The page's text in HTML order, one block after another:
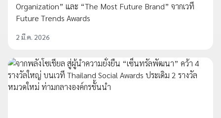
Organization” และ “The Most Future Brand” จากเวที
Future Trends Awards
2 มี.ค. 2026